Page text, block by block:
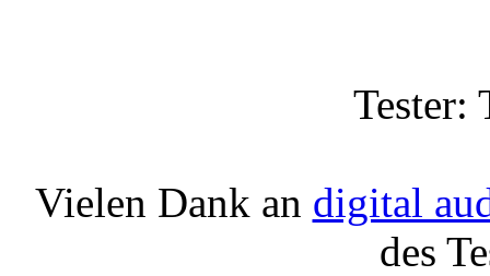
Tester:
Vielen Dank an digital
des